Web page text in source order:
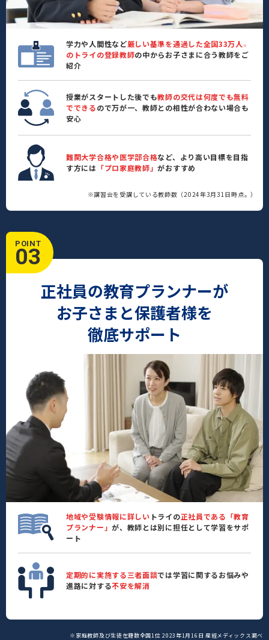
学力や人間性など厳しい基準を通過した全国33万人 ※
のトライの登録教師の中からお子さまに合う教師をご
紹介
授業がスタートした後でも教師の交代は何度でも無料
でできるので万が一、教師との相性が合わない場合も
安心
難関大学合格や医学部合格など、より高い目標を目指
す方には 「プロ家庭教師」がおすすめ
※講習会を受講している教師数（2024年3月31日時点。）
POINT
03
正社員の教育プランナーが
お子さまと保護者様を
徹底サポート
地域や受験情報に詳しい トライの正社員である「教育
プランナー」が、教師とは別に担任として学習をサポ
ート
定期的に実施する三者面談では学習に関するお悩みや
進路に対する不安を解消
※家庭教師及び生徒在籍数全国1位 2023年1月16日 産經メディックス調べ